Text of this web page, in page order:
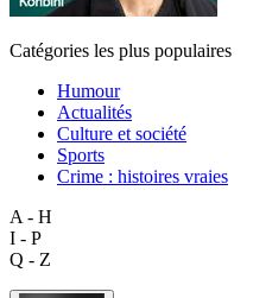
Catégories les plus populaires
Humour
Actualités
Culture et société
Sports
Crime : histoires vraies
A - H
I - P
Q - Z